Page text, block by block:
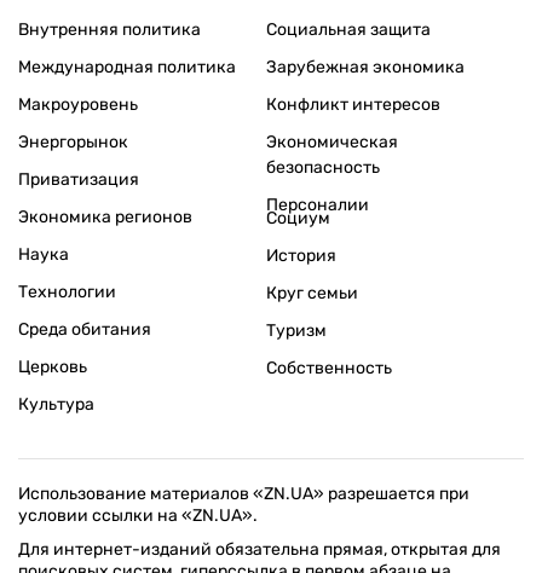
Внутренняя политика
Международная политика
Макроуровень
Энергорынок
Приватизация
Экономика регионов
Социальная защита
Зарубежная экономика
Конфликт интересов
Экономическая
безопасность
Персоналии
Наука
Технологии
Среда обитания
Церковь
Культура
Социум
История
Круг семьи
Туризм
Собственность
Использование материалов «ZN.UA» разрешается при
условии ссылки на «ZN.UA».
Для интернет-изданий обязательна прямая, открытая для